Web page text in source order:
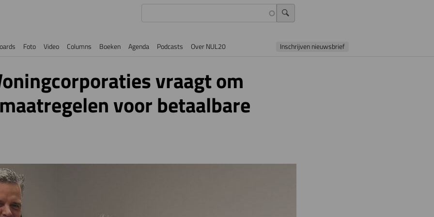
Foto Video Columns Boeken Agenda Podcasts Over NUL20 Inschrijven nieuwsbrief
vraagt om
voor betaalbare